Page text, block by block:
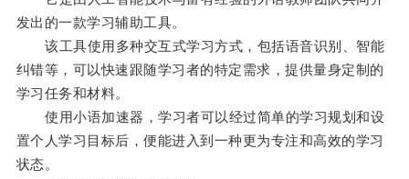
发出的一款学习辅助工具。
该工具使用多种交互式学习方式，包括语音识别、智能
纠错等，可以快速跟随学习者的特定需求，提供量身定制的
学习任务和材料。
使用小语加速器，学习者可以经过简单的学习规划和设
置个人学习目标后，便能进入到一种更为专注和高效的学习
状态。